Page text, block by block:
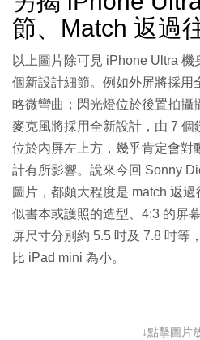
節、Match 返過
以上圖片除可見 iPhone Ultra
個新設計細節。例如外屏將採用
略微彎曲；閃光燈位於後置拍攝
麥克風將採用全新設計，由 7
位於內屏左上方，幾乎肯定會對
計有所影響。說來今回 Sonny
圖片，都頗大程度是 match 返
似書本或護照的造型、4:3 的屏
屏尺寸分別約 5.5 吋及 7.8 吋等
比 iPad mini 為小。
↓點擊圖片